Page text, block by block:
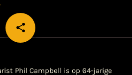
share
email
Phil Campbell is op 64-jarige